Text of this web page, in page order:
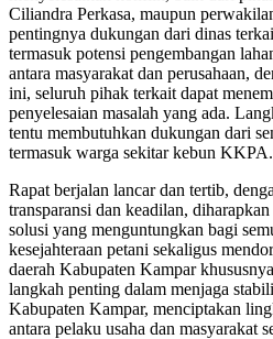
Ciliandra Perkasa, maupun
pentingnya dukungan dari dinas
termasuk potensi pengembangan
antara masyarakat dan perusahaan,
ini, seluruh pihak terkait dapat
penyelesaian masalah yang ada.
tentu membutuhkan dukungan dari
termasuk warga sekitar kebun
Rapat berjalan lancar dan tertib,
transparansi dan keadilan,
solusi yang menguntungkan bagi
kesejahteraan petani sekaligus
daerah Kabupaten Kampar
langkah penting dalam menjaga
Kabupaten Kampar, menciptakan
antara pelaku usaha dan masyarakat